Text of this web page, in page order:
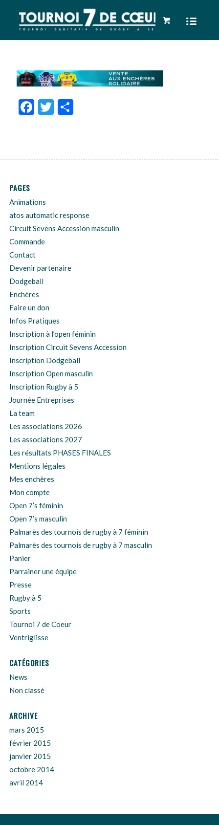
Facebook
Twitter
Partager
PAGES
Animations
atos automatic response
Circuit Sevens Accession masculin
Commande
Contact
Devenir partenaire
Dodgeball
Enchères
Faire un don
Infos Pratiques
Inscription à l’open féminin
Inscription Circuit Sevens Accession
Inscription Dodgeball
Inscription Open masculin
Inscription Rugby à 5
Journée Entreprises
La team
Les associations 2026
Les associations 2027
Les résultats PHASES FINALES
Mentions légales
Mes enchêres
Mon compte
Open 7’s féminin
Open 7’s masculin
Palmarès des tournois de rugby à 7 féminin
Palmarès des tournois de rugby à 7 masculin
Panier
Parrainer une équipe
Presse
Rugby à 5
Sports
Tournoi 7 de Coeur
Ventriglisse
CATÉGORIES
News
Non classé
ARCHIVE
mars 2015
février 2015
janvier 2015
octobre 2014
avril 2014